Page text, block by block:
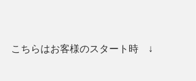
こちらはお客様のスタート時　↓